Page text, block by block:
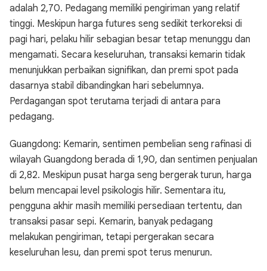
adalah 2,70. Pedagang memiliki pengiriman yang relatif
tinggi. Meskipun harga futures seng sedikit terkoreksi di
pagi hari, pelaku hilir sebagian besar tetap menunggu dan
mengamati. Secara keseluruhan, transaksi kemarin tidak
menunjukkan perbaikan signifikan, dan premi spot pada
dasarnya stabil dibandingkan hari sebelumnya.
Perdagangan spot terutama terjadi di antara para
pedagang.
Guangdong: Kemarin, sentimen pembelian seng rafinasi di
wilayah Guangdong berada di 1,90, dan sentimen penjualan
di 2,82. Meskipun pusat harga seng bergerak turun, harga
belum mencapai level psikologis hilir. Sementara itu,
pengguna akhir masih memiliki persediaan tertentu, dan
transaksi pasar sepi. Kemarin, banyak pedagang
melakukan pengiriman, tetapi pergerakan secara
keseluruhan lesu, dan premi spot terus menurun.